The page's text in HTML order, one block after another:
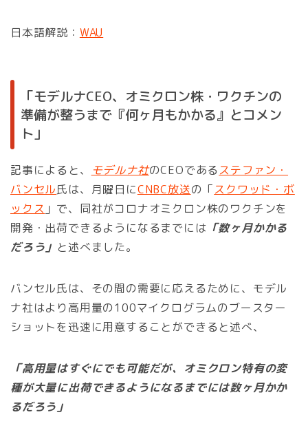
日本語解説： WAU
「モデルナCEO、オミクロン株・ワクチンの
準備が整うまで『何ヶ月もかかる』とコメン
ト」
記事によると、 モデルナ社のCEOであるステファン・
バンセル氏は、月曜日にCNBC放送の「スクワッド・ボ
ックス 」で、同社がコロナオミクロン株のワクチンを
開発・出荷できるようになるまでには 「数ヶ月かかる
だろう」 と述べました。
バンセル氏は、その間の需要に応えるために、モデル
ナ社はより高用量の100マイクログラムのブースター
ショットを迅速に用意することができると述べ、
「高用量はすぐにでも可能だが、オミクロン特有の変
種が大量に出荷できるようになるまでには数ヶ月かか
るだろう」